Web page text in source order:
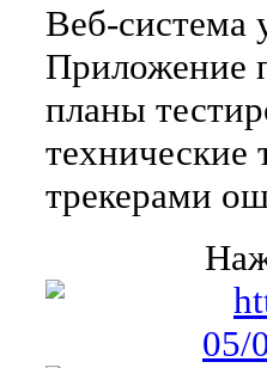
Веб-система
Приложение
планы
технические
трекерами